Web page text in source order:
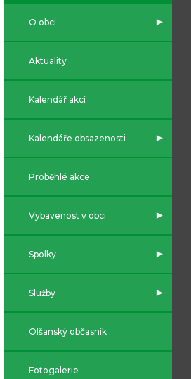
O obci
Aktuality
Kalendář akcí
Kalendáře obsazenosti
Proběhlé akce
Vybavenost v obci
Spolky
Služby
Olšanský občasník
Fotogalerie